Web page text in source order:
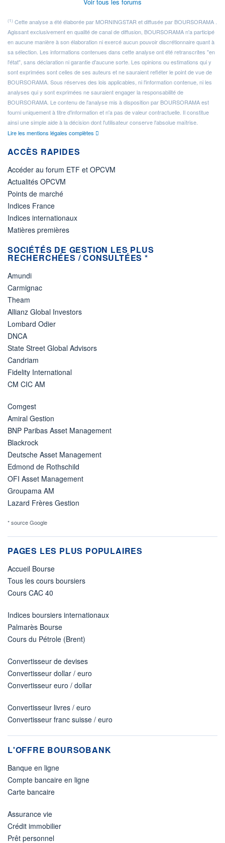
(1) Cette analyse a été élaborée par MORNINGSTAR et diffusée par BOURSORAMA .
Agissant exclusivement en qualité de canal de diffusion, BOURSORAMA n'a participé
en aucune manière à son élaboration ni exercé aucun pouvoir discrétionnaire quant à
sa sélection. Les informations contenues dans cette analyse ont été retranscrites "en
l'état", sans déclaration ni garantie d'aucune sorte. Les opinions ou estimations qui y
sont exprimées sont celles de ses auteurs et ne sauraient refléter le point de vue de
BOURSORAMA. Sous réserves des lois applicables, ni l'information contenue, ni les
analyses qui y sont exprimées ne sauraient engager la responsabilité de
BOURSORAMA. Le contenu de l'analyse mis à disposition par BOURSORAMA est
fourni uniquement à titre d'information et n'a pas de valeur contractuelle. Il constitue
ainsi une simple aide à la décision dont l'utilisateur conserve l'absolue maîtrise.
Lire les mentions légales complètes
ACCÈS RAPIDES
Accéder au forum ETF et OPCVM
Actualités OPCVM
Points de marché
Indices France
Indices internationaux
Matières premières
SOCIÉTÉS DE GESTION LES PLUS
RECHERCHÉES / CONSULTÉES *
Amundi
Carmignac
Theam
Allianz Global Investors
Lombard Odier
DNCA
State Street Global Advisors
Candriam
Fidelity International
CM CIC AM
Comgest
Amiral Gestion
BNP Paribas Asset Management
Blackrock
Deutsche Asset Management
Edmond de Rothschild
OFI Asset Management
Groupama AM
Lazard Frères Gestion
* source Google
PAGES LES PLUS POPULAIRES
Accueil Bourse
Tous les cours boursiers
Cours CAC 40
Indices boursiers internationaux
Palmarès Bourse
Cours du Pétrole (Brent)
Convertisseur de devises
Convertisseur dollar / euro
Convertisseur euro / dollar
Convertisseur livres / euro
Convertisseur franc suisse / euro
L'OFFRE BOURSOBANK
Banque en ligne
Compte bancaire en ligne
Carte bancaire
Assurance vie
Crédit immobilier
Prêt personnel